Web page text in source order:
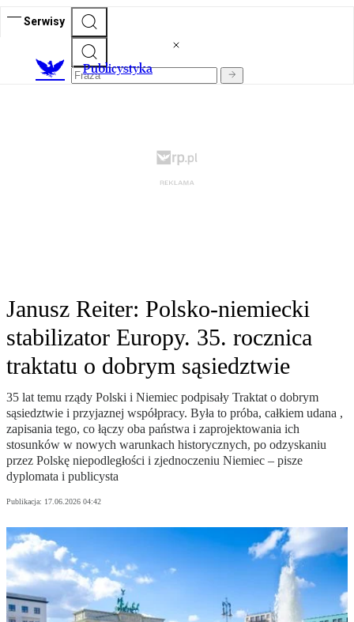
Serwisy
Publicystyka
Janusz Reiter: Polsko-niemiecki
stabilizator Europy. 35. rocznica
traktatu o dobrym sąsiedztwie
35 lat temu rządy Polski i Niemiec podpisały Traktat o dobrym
sąsiedztwie i przyjaznej współpracy. Była to próba, całkiem udana ,
zapisania tego, co łączy oba państwa i zaprojektowania ich
stosunków w nowych warunkach historycznych, po odzyskaniu
przez Polskę niepodległości i zjednoczeniu Niemiec – pisze
dyplomata i publicysta
Publikacja: 17.06.2026 04:42